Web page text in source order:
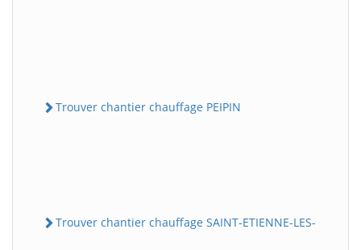
Trouver chantier chauffage PEIPIN
Trouver chantier chauffage SAINT-ETIENNE-LES-